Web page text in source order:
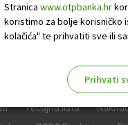
OTP banke
Tečajna lista
Stranica www.otpbanka.hr
koristimo za bolje korisničko
kolačića" te prihvatiti sve ili
Prihvati